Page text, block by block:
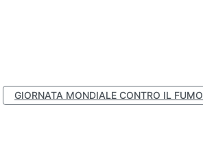
GIORNATA MONDIALE CONTRO IL FUMO